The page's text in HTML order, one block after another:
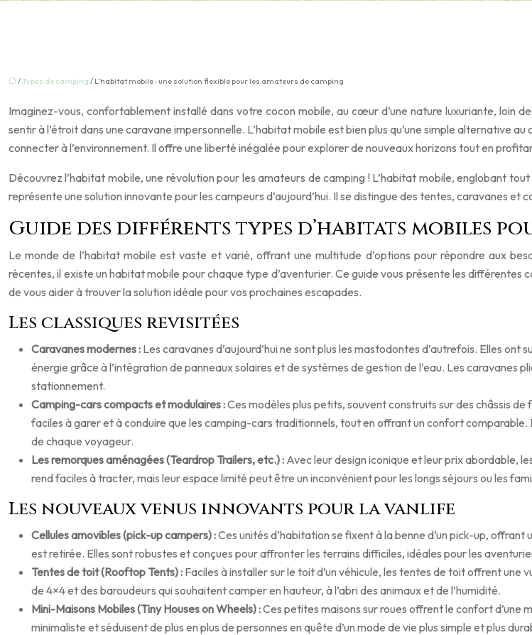
/Types de camping / L’habitat mobile : une solution flexible pour les amateurs de camping
Imaginez-vous, confortablement installé dans votre cocon mobile, au cœur d’une nature luxuriante, loin
sentir à l’étroit dans une caravane impersonnelle. L’habitat mobile est bien plus qu’une simple alternative
connecter à l’environnement. Il offre une liberté inégalée pour explorer de nouveaux horizons tout en
Découvrez l’habitat mobile, une révolution pour les amateurs de camping ! L’habitat mobile, englobant
représente une solution innovante pour les campeurs d’aujourd’hui. Il se distingue des tentes, caravanes
Guide des différents types d’habitats mobiles
Le monde de l’habitat mobile est vaste et varié, offrant une multitude d’options pour répondre aux
récentes, il existe un habitat mobile pour chaque type d’aventurier. Ce guide vous présente les
de vous aider à trouver la solution idéale pour vos prochaines escapades.
Les classiques revisitées
Caravanes modernes : Les caravanes d’aujourd’hui ne sont plus les mastodontes d’autrefois. Elles
énergie grâce à l’intégration de panneaux solaires et de systèmes de gestion de l’eau. Les
stationnement.
Camping-cars compacts et modulaires :Ces modèles plus petits, souvent construits sur des châssis
faciles à garer et à conduire que les camping-cars traditionnels, tout en offrant un confort
de chaque voyageur.
Les remorques aménagées (Teardrop Trailers, etc.) : Avec leur design iconique et leur prix abordable,
rend faciles à tracter, mais leur espace limité peut être un inconvénient pour les longs séjours ou les
Les nouveaux venus innovants pour la vanlife
Cellules amovibles (pick-up campers) :Ces unités d’habitation se fixent à la benne d’un pick-up,
est retirée. Elles sont robustes et conçues pour affronter les terrains difficiles, idéales pour les
Tentes de toit (Rooftop Tents) : Faciles à installer sur le toit d’un véhicule, les tentes de toit offrent
de 4×4 et des baroudeurs qui souhaitent camper en hauteur, à l’abri des animaux et de l’humidité.
Mini-Maisons Mobiles (Tiny Houses on Wheels) :Ces petites maisons sur roues offrent le confort d’une
minimaliste et séduisent de plus en plus de personnes en quête d’un mode de vie plus simple et plus